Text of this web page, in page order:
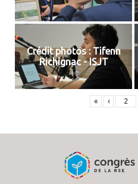
Crédit photos : Tifenn
Richignac - ISJT
« ‹